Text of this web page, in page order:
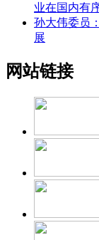
业在国内有
孙大伟委员
展
网站链接